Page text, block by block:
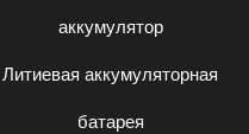
аккумулятор
Литиевая аккумуляторная
батарея